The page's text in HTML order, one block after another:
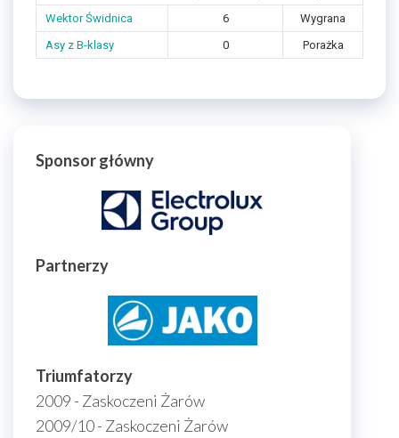
Wektor Świdnica 6
Wygrana
Asy z B-klasy
0 Porażka
Sponsor główny
Partnerzy
Triumfatorzy
2009 - Zaskoczeni Żarów
2009/10 - Zaskoczeni Żarów